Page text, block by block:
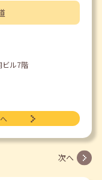
ビル7階
次へ